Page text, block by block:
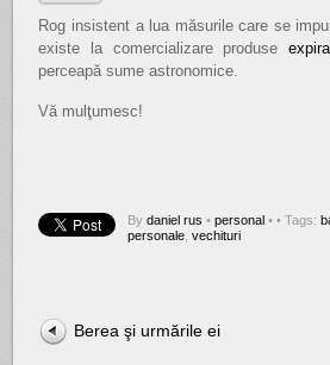
Rog insistent a lua măsurile care se
existe la comercializare produse
perceapă sume astronomice.
Vă mulţumesc!
Bydaniel rus • personal • • Tags:
personale ,vechituri
Berea şi urmările ei